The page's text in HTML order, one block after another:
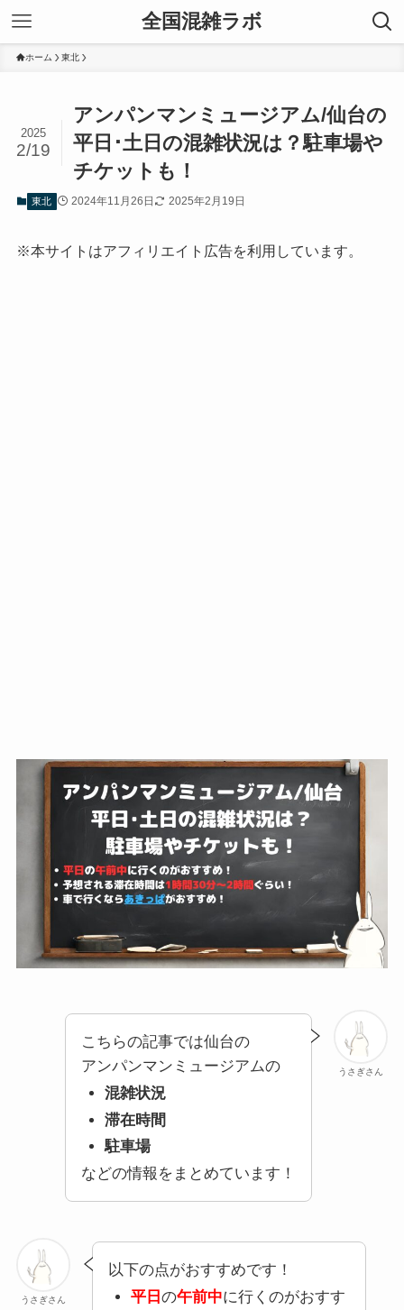
全国混雑ラボ
ホーム 東北
アンパンマンミュージアム/仙台の
平日･土日の混雑状況は？駐車場や
チケットも！
2025
2/19
東北 2024年11月26日 2025年2月19日
※本サイトはアフィリエイト広告を利用しています。
うさぎさん
こちらの記事では仙台の
アンパンマンミュージアムの
混雑状況
滞在時間
駐車場
などの情報をまとめています！
うさぎさん
以下の点がおすすめです！
平日の午前中に行くのがおすす